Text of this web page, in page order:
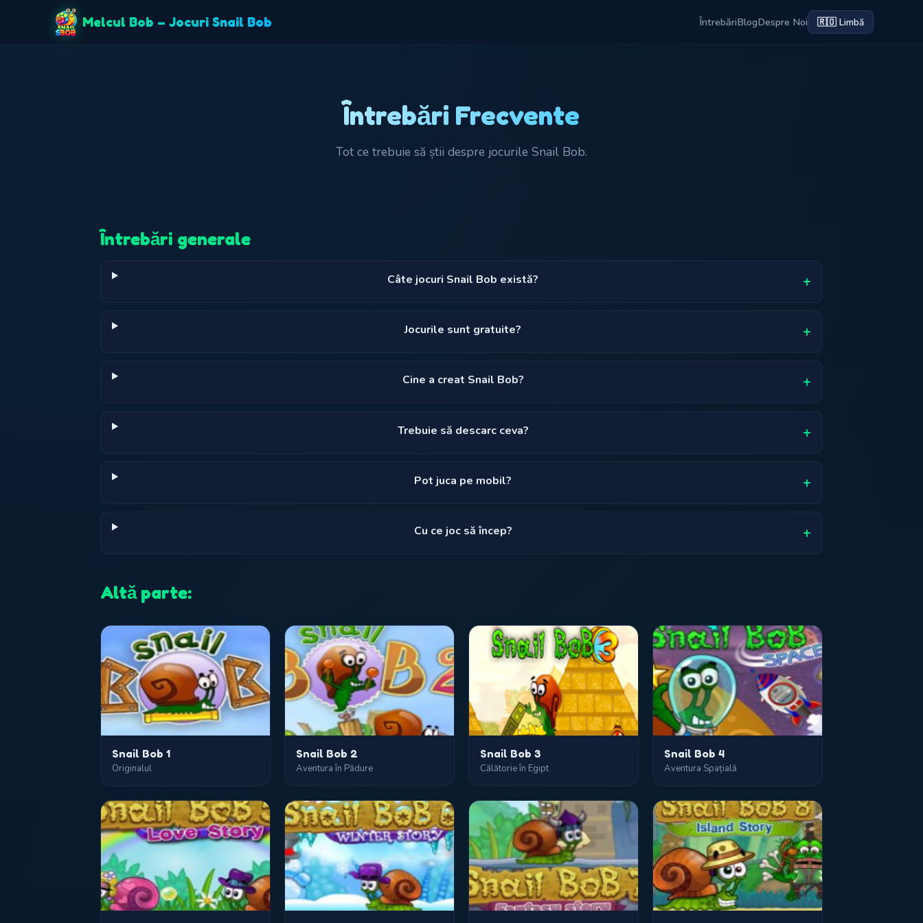
Melcul Bob – Jocuri Snail Bob ÎntrebăriBlogDespre Noi 🇷🇴 Limbă
Întrebări Frecvente
Tot ce trebuie să știi despre jocurile Snail Bob.
Întrebări generale
Câte jocuri Snail Bob există?
Jocurile sunt gratuite?
Cine a creat Snail Bob?
Trebuie să descarc ceva?
Pot juca pe mobil?
Cu ce joc să încep?
Altă parte:
Snail Bob 1
Originalul
Snail Bob 2
Aventura în Pădure
Snail Bob 3
Călătorie în Egipt
Snail Bob 4
Aventura Spațială